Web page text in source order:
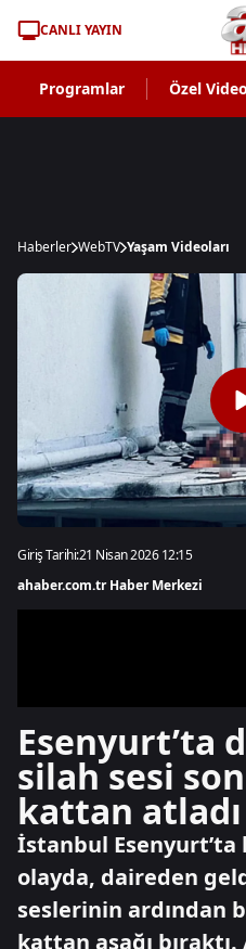
CANLI YAYIN
Programlar Özel Video
Haberler WebTV Yaşam Videoları
Giriş Tarihi:21 Nisan 2026 12:15
ahaber.com.tr Haber Merkezi
Esenyurt’ta
silah sesi
kattan atladı
İstanbul
olayda, daireden
seslerinin ardından
kattan aşağı